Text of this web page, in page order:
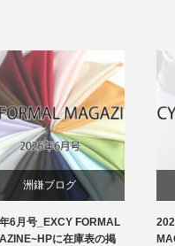
洲鎌ブログ
6月号_EXCY FORMAL
に在庫表の掲